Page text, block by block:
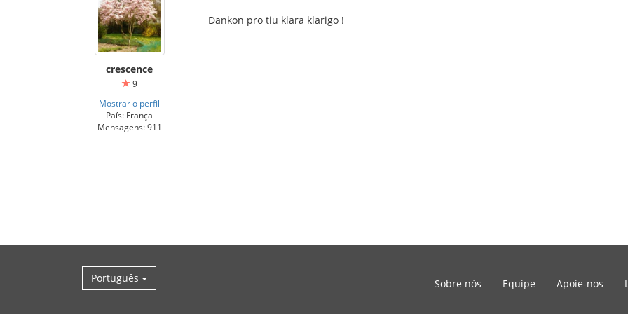
crescence
9
Mostrar o perfil
País: França
Mensagens: 911
Dankon pro tiu klara klarigo !
Português Sobre nós Equipe Apoie-nos